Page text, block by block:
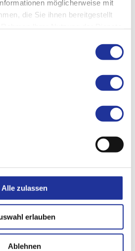
möglicherweise mit
die Sie ihnen bereitgestellt
Alle zulassen
erlauben
Ablehnen
Basel 2002-2004
Baselland 2006-2009
Columbus, Toronto,
2008
Academisch Medisch
(6 Monate) 2009